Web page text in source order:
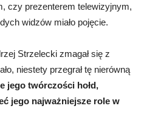
czy prezenterem telewizyjnym,
widzów miało pojęcie.
Strzelecki zmagał się z
niestety przegrał tę nierówną
jego twórczości hołd,
jego najważniejsze role w